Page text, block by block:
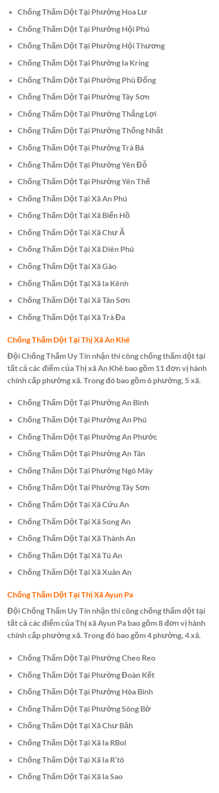
Chống Thấm Dột Tại Phường Hoa Lư
Chống Thấm Dột Tại Phường Hội Phú
Chống Thấm Dột Tại Phường Hội Thương
Chống Thấm Dột Tại Phường Ia Kring
Chống Thấm Dột Tại Phường Phù Đổng
Chống Thấm Dột Tại Phường Tây Sơn
Chống Thấm Dột Tại Phường Thắng Lợi
Chống Thấm Dột Tại Phường Thống Nhất
Chống Thấm Dột Tại Phường Trà Bá
Chống Thấm Dột Tại Phường Yên Đỗ
Chống Thấm Dột Tại Phường Yên Thế
Chống Thấm Dột Tại Xã An Phú
Chống Thấm Dột Tại Xã Biển Hồ
Chống Thấm Dột Tại Xã Chư Ă
Chống Thấm Dột Tại Xã Diên Phú
Chống Thấm Dột Tại Xã Gào
Chống Thấm Dột Tại Xã Ia Kênh
Chống Thấm Dột Tại Xã Tân Sơn
Chống Thấm Dột Tại Xã Trà Đa
Chống Thấm Dột Tại Thị Xã An Khê
Đội Chống Thấm Uy Tín nhận thi công chống thấm dột tại
tất cả các điểm của Thị xã An Khê bao gồm 11 đơn vị hành
chính cấp phường xã. Trong đó bao gồm 6 phường, 5 xã.
Chống Thấm Dột Tại Phường An Bình
Chống Thấm Dột Tại Phường An Phú
Chống Thấm Dột Tại Phường An Phước
Chống Thấm Dột Tại Phường An Tân
Chống Thấm Dột Tại Phường Ngô Mây
Chống Thấm Dột Tại Phường Tây Sơn
Chống Thấm Dột Tại Xã Cửu An
Chống Thấm Dột Tại Xã Song An
Chống Thấm Dột Tại Xã Thành An
Chống Thấm Dột Tại Xã Tú An
Chống Thấm Dột Tại Xã Xuân An
Chống Thấm Dột Tại Thị Xã Ayun Pa
Đội Chống Thấm Uy Tín nhận thi công chống thấm dột tại
tất cả các điểm của Thị xã Ayun Pa bao gồm 8 đơn vị hành
chính cấp phường xã. Trong đó bao gồm 4 phường, 4 xã.
Chống Thấm Dột Tại Phường Cheo Reo
Chống Thấm Dột Tại Phường Đoàn Kết
Chống Thấm Dột Tại Phường Hòa Bình
Chống Thấm Dột Tại Phường Sông Bờ
Chống Thấm Dột Tại Xã Chư Băh
Chống Thấm Dột Tại Xã Ia RBol
Chống Thấm Dột Tại Xã Ia R’tô
Chống Thấm Dột Tại Xã Ia Sao